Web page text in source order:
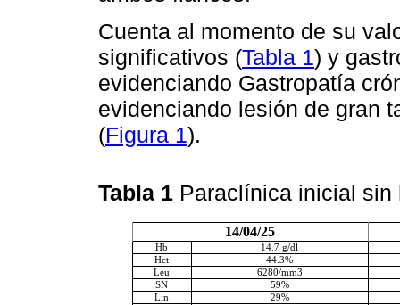
Cuenta al momento de su
significativos (Tabla 1) y
evidenciando Gastropatía
evidenciando lesión de gran
(Figura 1).
Tabla 1 Paraclínica inicial
14/04/25
Hb
14.7 g/dl
Hct
44.3%
Leu
6280/mm3
SN
59%
Lin
29%